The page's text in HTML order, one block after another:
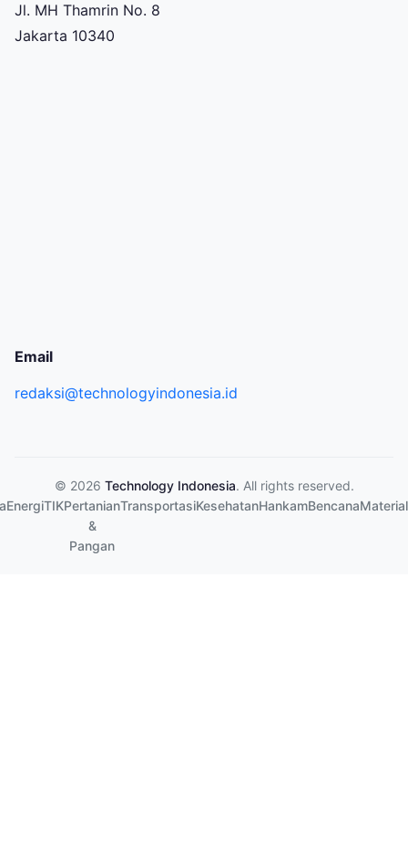
Jl. MH Thamrin No. 8
Jakarta 10340
Email
redaksi@technologyindonesia.id
© 2026 Technology Indonesia. All rights reserved.
EnergiTIKPertanian
&
Pangan
TransportasiKesehatanHankamBencanaMaterial